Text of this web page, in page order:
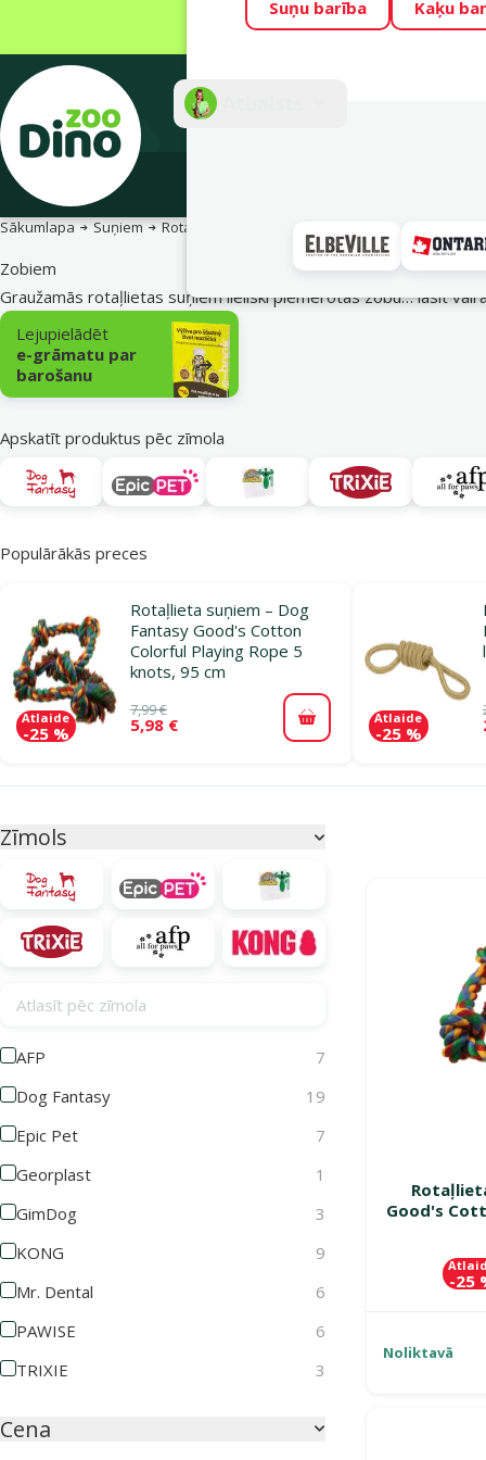
Visu mēnesi
Fotokonkurss
Suņu barība Kaķu
Sākumlapa Suņiem Rotaļlietas suņiem
Zobiem
Graužamās rotaļlietas suņiem lieliski piemērotas zobu…lasīt
Apakškategorija
Lejupielādēt
e-grāmatu par
barošanu
Apskatīt produktus pēc zīmola
Populārākās preces
Rotaļlieta suņiem – Dog
Fantasy Good's Cotton
Colorful Playing Rope 5
knots, 95 cm
7,99 €
5,98 €
Atlaide
-25 % Pievienot grozam
Atlaide
-25 %
Zīmols
Atlasīt pēc zīmola
AFP
7
Dog Fantasy
19
Epic Pet
7
Georplast
1
GimDog
3
KONG
9
Mr. Dental
6
PAWISE
6
TRIXIE
3
Cena
Good's
-25
Noliktavā